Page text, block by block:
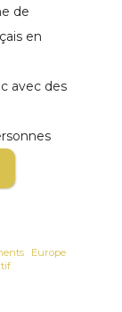
de
en
avec des
Europe